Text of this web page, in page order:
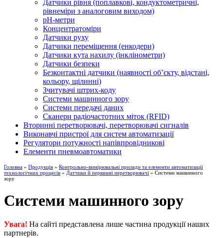
Датчики рівня (поплавкові, кондуктометричні,
рівнеміри з аналоговим виходом)
рН-метри
Концентратоміри
Датчики руху
Датчики переміщення (енкодери)
Датчики кута нахилу (інклінометри)
Датчики безпеки
Безконтактні датчики (наявності об’єкту, відстані,
кольору, щілинні)
Зчитувачі штрих-коду
Системи машинного зору
Системи передачі даних
Сканери радіочастотних міток (RFID)
Вторинні перетворювачі, перетворювачі сигналів
Виконавчі пристрої для систем автоматизації
Регулятори потужності напівпровідникові
Елементи пневмоавтоматики
Головна » Продукція » Контрольно-вимірювальні прилади та елементи автоматизації
технологічних процесів » Датчики й первинні перетворювачі » Системи машинного
зору
Системи машинного зору
Увага! На сайті представлена лише частина продукції наших
партнерів.